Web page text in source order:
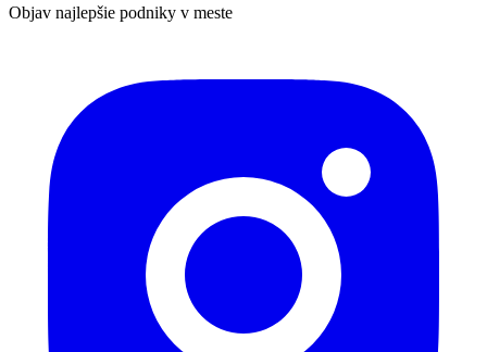
Objav najlepšie podniky v meste